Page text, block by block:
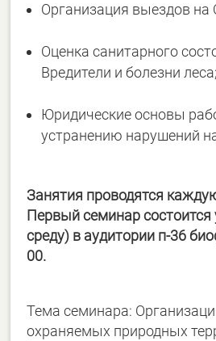
Организация выездов
Оценка санитарного
Вредители и болезни леса;
Юридические основы
устранению нарушений
Занятия проводятся
Первый семинар состоится
среду) в аудитории п-36
00.
Тема семинара:
охраняемых природных